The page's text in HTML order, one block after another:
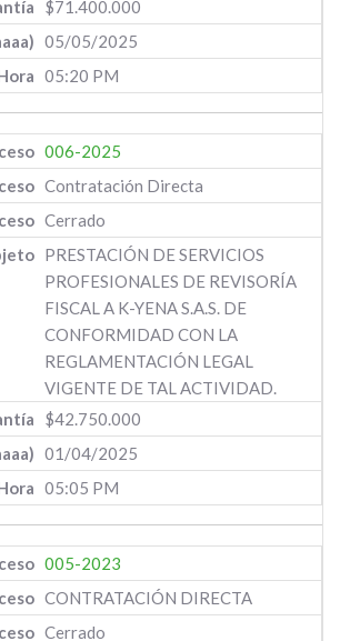
$71.400.000
05/05/2025
05:20 PM
006-2025
Contratación Directa
Cerrado
PRESTACIÓN DE SERVICIOS
PROFESIONALES DE REVISORÍA
FISCAL A K-YENA S.A.S. DE
CONFORMIDAD CON LA
REGLAMENTACIÓN LEGAL
VIGENTE DE TAL ACTIVIDAD.
$42.750.000
01/04/2025
05:05 PM
005-2023
CONTRATACIÓN DIRECTA
Cerrado